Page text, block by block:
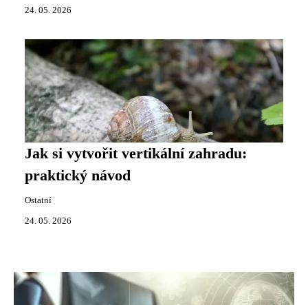
24. 05. 2026
Jak si vytvořit vertikální zahradu:
praktický návod
Ostatní
24. 05. 2026